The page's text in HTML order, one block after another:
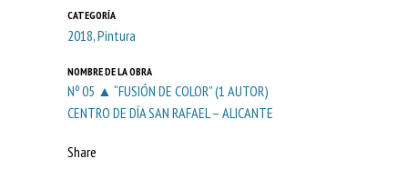
CATEGORÍA
2018, Pintura
NOMBRE DE LA OBRA
Nº 05 ▲ “FUSIÓN DE COLOR” (1 AUTOR)
CENTRO DE DÍA SAN RAFAEL – ALICANTE
Share